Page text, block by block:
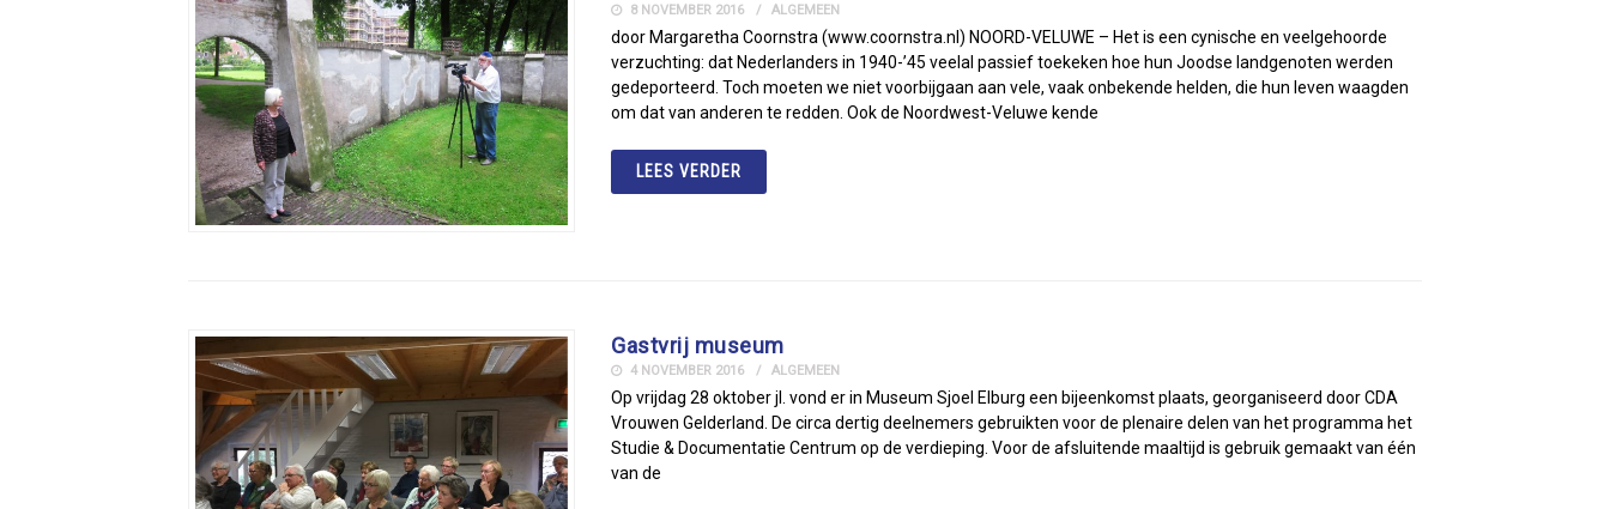
8 NOVEMBER 2016 ALGEMEEN
door Margaretha Coornstra (www.coornstra.nl) NOORD-VELUWE – Het is een cynische en veelgehoorde
verzuchting: dat Nederlanders in 1940-’45 veelal passief toekeken hoe hun Joodse landgenoten werden
gedeporteerd. Toch moeten we niet voorbijgaan aan vele, vaak onbekende helden, die hun leven waagden
om dat van anderen te redden. Ook de Noordwest-Veluwe kende
LEES VERDER
Gastvrij museum
4 NOVEMBER 2016 ALGEMEEN
Op vrijdag 28 oktober jl. vond er in Museum Sjoel Elburg een bijeenkomst plaats, georganiseerd door CDA
Vrouwen Gelderland. De circa dertig deelnemers gebruikten voor de plenaire delen van het programma het
Studie & Documentatie Centrum op de verdieping. Voor de afsluitende maaltijd is gebruik gemaakt van één
van de